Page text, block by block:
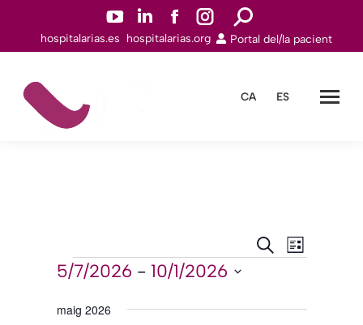
YouTube
page
Linkedin
page
Facebook
page
Instagram
page
Search:
hospitalarias.es hospitalarias.org Portal del/la pacient
CA ES
Navegació
Cerca
Llista
Esdeveniments
5/7/2026 - 10/1/2026
Selecciona
data.
maig 2026